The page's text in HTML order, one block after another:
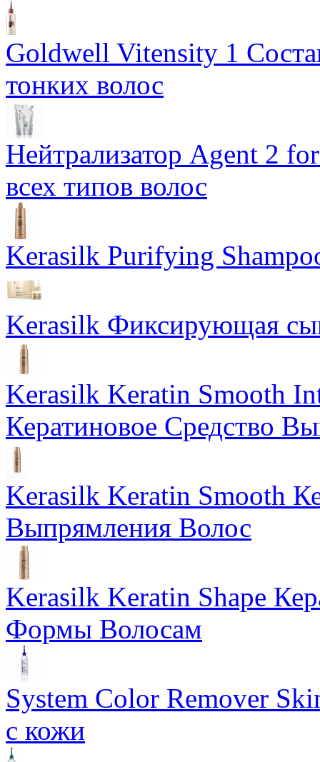
Goldwell Vitensity 1
тонких волос
Нейтрализатор Agent 2
всех типов волос
Kerasilk Purifying
Kerasilk Фиксирующая
Kerasilk Keratin Smooth
Кератиновое Средство
Kerasilk Keratin Smooth
Выпрямления Волос
Kerasilk Keratin Shape
Формы Волосам
System Color Remover
с кожи